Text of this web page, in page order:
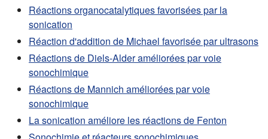
Réactions organocatalytiques favorisées par la
sonication
Réaction d'addition de Michael favorisée par ultrasons
Réactions de Diels-Alder améliorées par voie
sonochimique
Réactions de Mannich améliorées par voie
sonochimique
La sonication améliore les réactions de Fenton